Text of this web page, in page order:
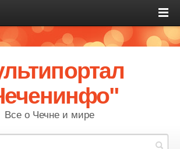
Все о Чечне и мире